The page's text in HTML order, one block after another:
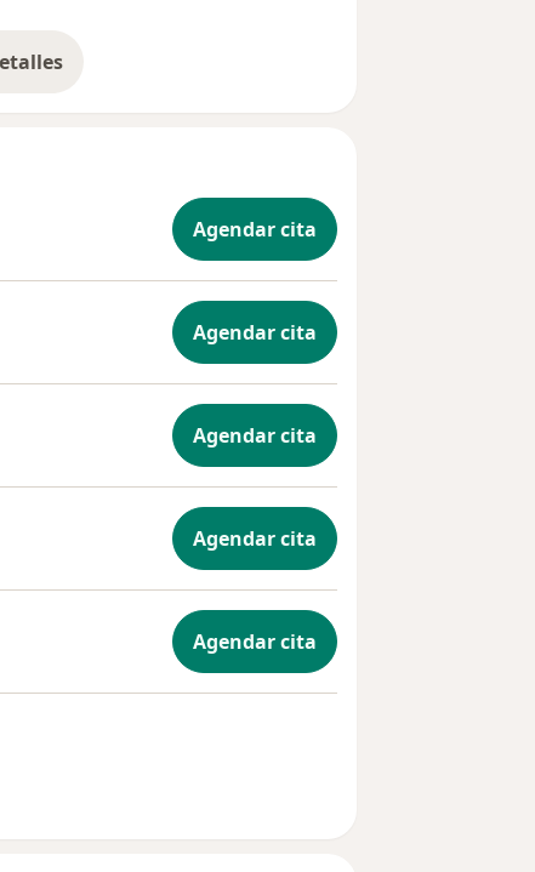
la experiencia
Agendar cita
Agendar cita
Agendar cita
Agendar cita
Agendar cita